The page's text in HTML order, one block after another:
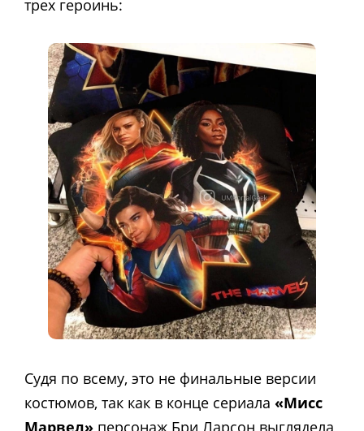
трех героинь:
Судя по всему, это не финальные версии
костюмов, так как в конце сериала «Мисс
Марвел» персонаж Бри Ларсон выглядела